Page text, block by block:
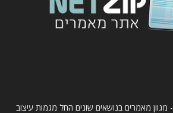
אתר מאמרים NETZIP - מגוון מאמרים בנושאים שונים החל מגמות עיצוב